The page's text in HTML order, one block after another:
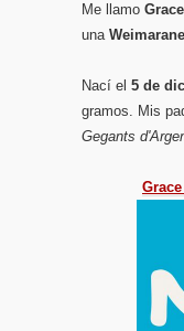
Me llamo
una
Nací el 5 de
gramos. Mis
Gegants